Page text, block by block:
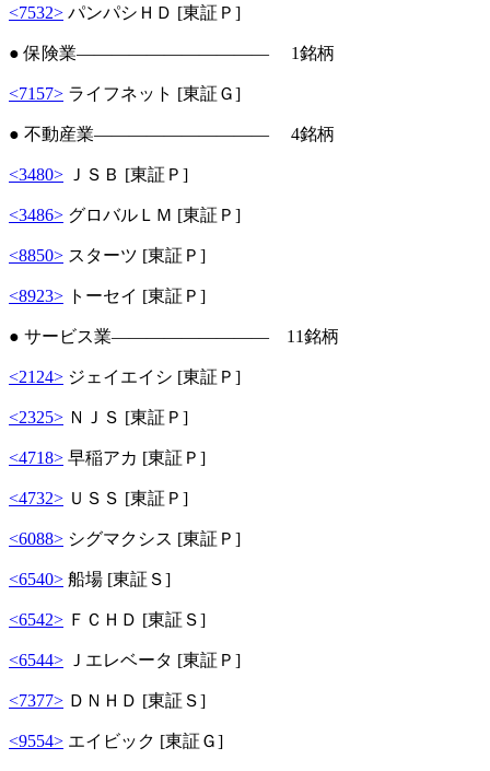
<7532> パンパシＨＤ [東証Ｐ]
● 保険業――――――――――― 1銘柄
<7157> ライフネット [東証Ｇ]
● 不動産業―――――――――― 4銘柄
<3480> ＪＳＢ [東証Ｐ]
<3486> グロバルＬＭ [東証Ｐ]
<8850> スターツ [東証Ｐ]
<8923> トーセイ [東証Ｐ]
● サービス業――――――――― 11銘柄
<2124> ジェイエイシ [東証Ｐ]
<2325> ＮＪＳ [東証Ｐ]
<4718> 早稲アカ [東証Ｐ]
<4732> ＵＳＳ [東証Ｐ]
<6088> シグマクシス [東証Ｐ]
<6540> 船場 [東証Ｓ]
<6542> ＦＣＨＤ [東証Ｓ]
<6544> Ｊエレベータ [東証Ｐ]
<7377> ＤＮＨＤ [東証Ｓ]
<9554> エイビック [東証Ｇ]